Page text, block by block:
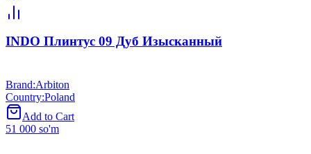
INDO Плинтус 09 Дуб Изысканный
Brand:Arbiton
Country:Poland
Add to Cart
51 000 so'm